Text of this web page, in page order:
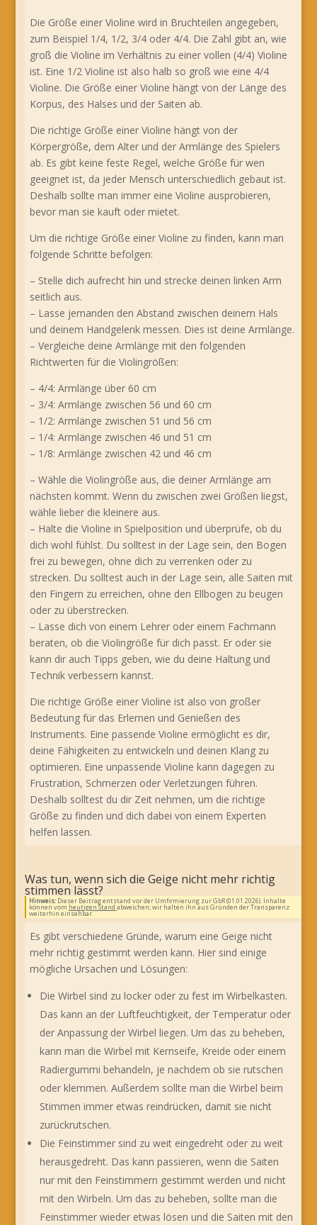
Die Größe einer Violine wird in Bruchteilen angegeben,
zum Beispiel 1/4, 1/2, 3/4 oder 4/4. Die Zahl gibt an, wie
groß die Violine im Verhältnis zu einer vollen (4/4) Violine
ist. Eine 1/2 Violine ist also halb so groß wie eine 4/4
Violine. Die Größe einer Violine hängt von der Länge des
Korpus, des Halses und der Saiten ab.
Die richtige Größe einer Violine hängt von der
Körpergröße, dem Alter und der Armlänge des Spielers
ab. Es gibt keine feste Regel, welche Größe für wen
geeignet ist, da jeder Mensch unterschiedlich gebaut ist.
Deshalb sollte man immer eine Violine ausprobieren,
bevor man sie kauft oder mietet.
Um die richtige Größe einer Violine zu finden, kann man
folgende Schritte befolgen:
– Stelle dich aufrecht hin und strecke deinen linken Arm
seitlich aus.
– Lasse jemanden den Abstand zwischen deinem Hals
und deinem Handgelenk messen. Dies ist deine Armlänge.
– Vergleiche deine Armlänge mit den folgenden
Richtwerten für die Violingrößen:
– 4/4: Armlänge über 60 cm
– 3/4: Armlänge zwischen 56 und 60 cm
– 1/2: Armlänge zwischen 51 und 56 cm
– 1/4: Armlänge zwischen 46 und 51 cm
– 1/8: Armlänge zwischen 42 und 46 cm
– Wähle die Violingröße aus, die deiner Armlänge am
nächsten kommt. Wenn du zwischen zwei Größen liegst,
wähle lieber die kleinere aus.
– Halte die Violine in Spielposition und überprüfe, ob du
dich wohl fühlst. Du solltest in der Lage sein, den Bogen
frei zu bewegen, ohne dich zu verrenken oder zu
strecken. Du solltest auch in der Lage sein, alle Saiten mit
den Fingern zu erreichen, ohne den Ellbogen zu beugen
oder zu überstrecken.
– Lasse dich von einem Lehrer oder einem Fachmann
beraten, ob die Violingröße für dich passt. Er oder sie
kann dir auch Tipps geben, wie du deine Haltung und
Technik verbessern kannst.
Die richtige Größe einer Violine ist also von großer
Bedeutung für das Erlernen und Genießen des
Instruments. Eine passende Violine ermöglicht es dir,
deine Fähigkeiten zu entwickeln und deinen Klang zu
optimieren. Eine unpassende Violine kann dagegen zu
Frustration, Schmerzen oder Verletzungen führen.
Deshalb solltest du dir Zeit nehmen, um die richtige
Größe zu finden und dich dabei von einem Experten
helfen lassen.
Was tun, wenn sich die Geige nicht mehr richtig
stimmen lässt?
Hinweis:Dieser Beitrag entstand vor der Umfirmierung zur GbR (01.01.2026). Inhalte
können vom heutigen Stand abweichen; wir halten ihn aus Gründen der Transparenz
weiterhin einsehbar.
Es gibt verschiedene Gründe, warum eine Geige nicht
mehr richtig gestimmt werden kann. Hier sind einige
mögliche Ursachen und Lösungen:
Die Wirbel sind zu locker oder zu fest im Wirbelkasten.
Das kann an der Luftfeuchtigkeit, der Temperatur oder
der Anpassung der Wirbel liegen. Um das zu beheben,
kann man die Wirbel mit Kernseife, Kreide oder einem
Radiergummi behandeln, je nachdem ob sie rutschen
oder klemmen. Außerdem sollte man die Wirbel beim
Stimmen immer etwas reindrücken, damit sie nicht
zurückrutschen.
Die Feinstimmer sind zu weit eingedreht oder zu weit
herausgedreht. Das kann passieren, wenn die Saiten
nur mit den Feinstimmern gestimmt werden und nicht
mit den Wirbeln. Um das zu beheben, sollte man die
Feinstimmer wieder etwas lösen und die Saiten mit den